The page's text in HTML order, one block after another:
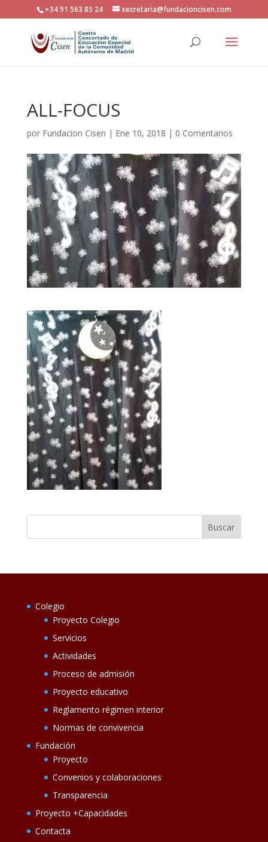
+34 91 563 85 24 secretaria@fundacioncisen.com
ALL-FOCUS
por Fundacion Cisen | Ene 10, 2018 | 0 Comentarios
Colegio
Proyecto Colegio
Servicios
Actividades
Proceso de admisión
Proyecto educativo
Reglamento régimen interior
Normas de convivencia
Fundación
Proyecto
Convenios y colaboraciones
Transparencia
Proyecto +Capacidades
Contacta